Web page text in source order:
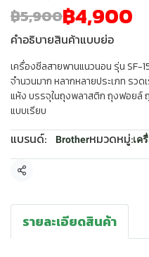
฿5,900฿4,900
คำอธิบายสินค้าแบบย่อ
เครื่องซีลสายพานแนวนอน รุ่น SF-
จำนวนมาก หลากหลายประเภท รวด
แห้ง บรรจุในถุงพลาสติก ถุงฟอยล์
แบบเรียบ
แบรนด์: Brotherหมวดหมู่:เค
แชร์
รายละเอียดสินค้า